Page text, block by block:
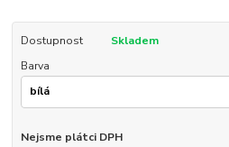
Dostupnost
Skladem
Barva
Nejsme plátci DPH